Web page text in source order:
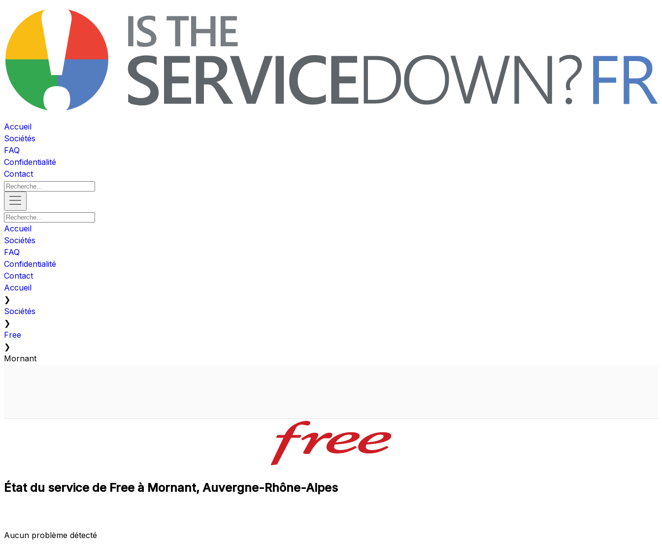
Accueil
Sociétés
FAQ
Confidentialité
Contact
Accueil
Sociétés
FAQ
Confidentialité
Contact
Accueil
❯
Sociétés
❯
Free
❯
Mornant
État du service de Free à Mornant, Auvergne-Rhône-Alpes
Aucun problème détecté